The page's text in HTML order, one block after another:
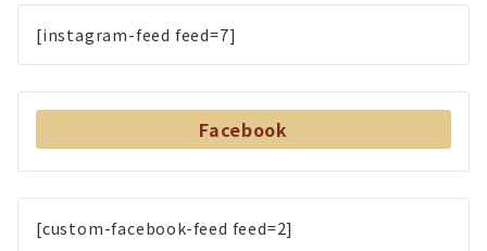
[instagram-feed feed=7]
Facebook
[custom-facebook-feed feed=2]